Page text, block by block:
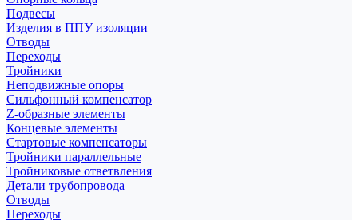
Подвесы
Изделия в ППУ изоляции
Отводы
Переходы
Тройники
Неподвижные опоры
Cильфонный компенсатор
Z-образные элементы
Концевые элементы
Стартовые компенсаторы
Тройники параллельные
Тройниковые ответвления
Детали трубопровода
Отводы
Переходы